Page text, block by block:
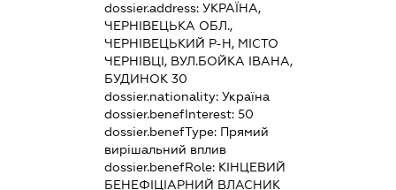
dossier.address:УКРАЇНА,
ЧЕРНІВЕЦЬКА ОБЛ.,
ЧЕРНІВЕЦЬКИЙ Р-Н, МІСТО
ЧЕРНІВЦІ, ВУЛ.БОЙКА ІВАНА,
БУДИНОК 30
dossier.nationality:Україна
dossier.benefInterest:50
dossier.benefType: Прямий
вирішальний вплив
dossier.benefRole: КІНЦЕВИЙ
БЕНЕФІЦІАРНИЙ ВЛАСНИК